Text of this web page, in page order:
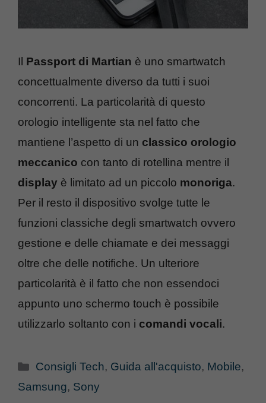
Il Passport di Martian è uno smartwatch
concettualmente diverso da tutti i suoi
concorrenti. La particolarità di questo
orologio intelligente sta nel fatto che
mantiene l’aspetto di un classico orologio
meccanico con tanto di rotellina mentre il
display è limitato ad un piccolo monoriga.
Per il resto il dispositivo svolge tutte le
funzioni classiche degli smartwatch ovvero
gestione e delle chiamate e dei messaggi
oltre che delle notifiche. Un ulteriore
particolarità è il fatto che non essendoci
appunto uno schermo touch è possibile
utilizzarlo soltanto con i comandi vocali.
Categorie
Consigli Tech, Guida all'acquisto, Mobile,
Samsung, Sony